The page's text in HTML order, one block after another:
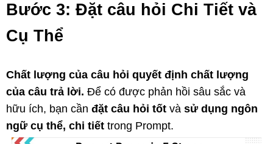
Bước 3: Đặt câu hỏi Chi Tiết và
Cụ Thể
Chất lượng của câu hỏi quyết định chất lượng
của câu trả lời. Để có được phản hồi sâu sắc và
hữu ích, bạn cần đặt câu hỏi tốt và sử dụng ngôn
ngữ cụ thể, chi tiết trong Prompt.